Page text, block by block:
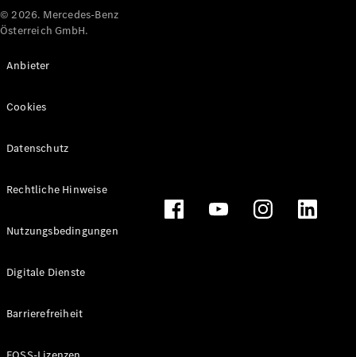
© 2026. Mercedes-Benz
Österreich GmbH.
Anbieter
Cookies
Datenschutz
Rechtliche Hinweise
Nutzungsbedingungen
Digitale Dienste
Barrierefreiheit